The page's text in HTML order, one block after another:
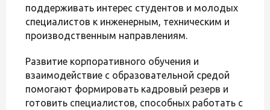
поддерживать интерес студентов и молодых
специалистов к инженерным, техническим и
производственным направлениям.
Развитие корпоративного обучения и
взаимодействие с образовательной средой
помогают формировать кадровый резерв и
готовить специалистов, способных работать с